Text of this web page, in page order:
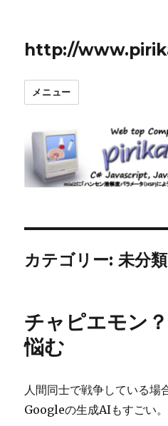
http://
メニュー
カテゴリー:未分類
チャピエモン
悩む
人間同士で戦争している場
Googleの生成AIもすごい。